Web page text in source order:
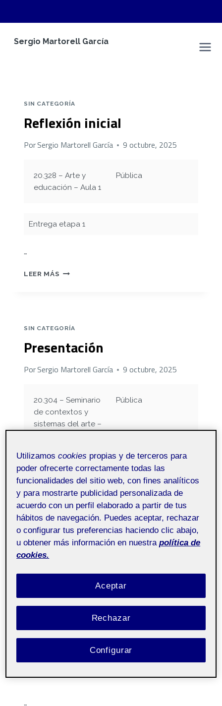
Sergio Martorell García
SIN CATEGORÍA
Reflexión inicial
PorSergio Martorell García 9 octubre, 2025
20.328 – Arte y
educación – Aula 1
Pública
Entrega etapa 1
…
LEER MÁS REFLEXIÓN
SIN CATEGORÍA
Presentación
PorSergio Martorell García 9 octubre, 2025
20.304 – Seminario
de contextos y
sistemas del arte –
Pública
Entrega actividad 1
…
LEER MÁSPRESENTACIÓN
Pre-entrega PR
Sergio Martorell García 5 junio, 2026
20.313 – Taller de
arte sonoro – Aula 1
Pública
…
Utilizamoscookies propias y de terceros para
poder ofrecerte correctamente todas las
funcionalidades del sitio web, con fines analíticos
y para mostrarte publicidad personalizada de
acuerdo con un perfil elaborado a partir de tus
hábitos de navegación. Puedes aceptar, rechazar
o configurar tus preferencias haciendo clic abajo,
u obtener más información en nuestra política de
cookies.
Rechazar
Aceptar
Configurar